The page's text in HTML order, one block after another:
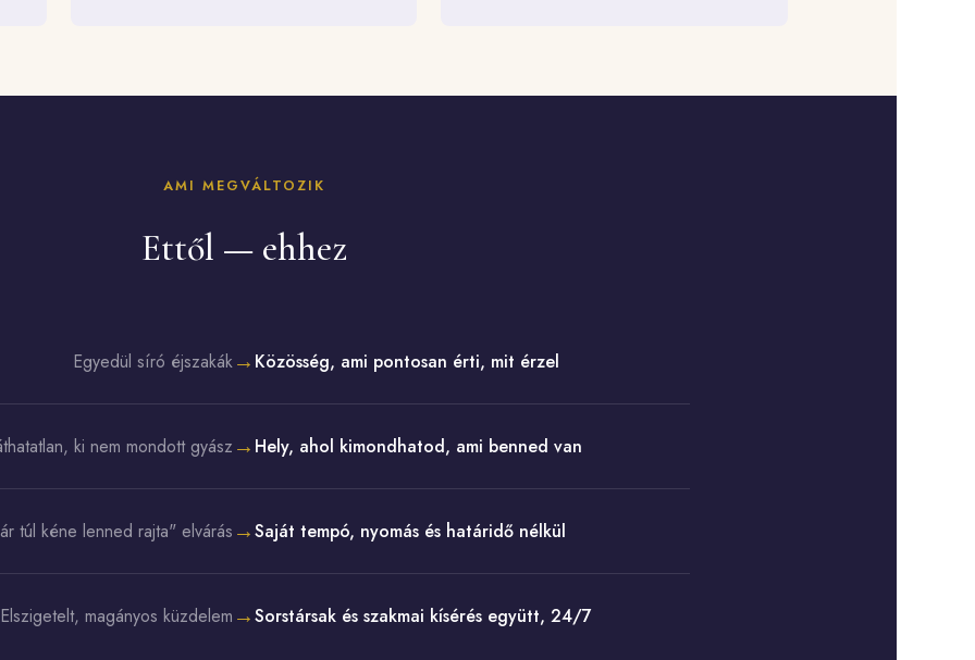
AMI MEGVÁLTOZIK
Ettől — ehhez
Egyedül síró éjszakák→ Közösség, ami pontosan érti, mit érzel
ki nem mondott gyász → Hely, ahol kimondhatod, ami benned van
túl kéne lenned rajta" elvárás →Saját tempó, nyomás és határidő nélkül
Elszigetelt, magányos küzdelem →Sorstársak és szakmai kísérés együtt, 24/7